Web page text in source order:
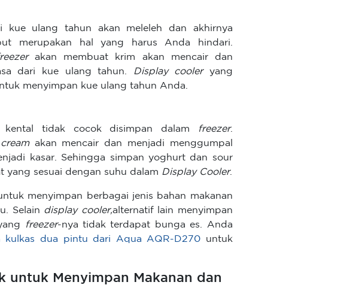
kue ulang tahun akan meleleh dan akhirnya
merupakan hal yang harus Anda hindari.
akan membuat krim akan mencair dan
dari kue ulang tahun.
Display cooleryang
menyimpan kue ulang tahun Anda.
tidak cocok disimpan dalam freezer.
akan mencair dan menjadi menggumpal
kasar. Sehingga simpan yoghurt dan sour
yang sesuai dengan suhu dalam Display Cooler.
menyimpan berbagai jenis bahan makanan
Selain display cooler,alternatif lain menyimpan
freezer-nya tidak terdapat bunga es. Anda
kulkas dua pintu dari Aqua AQR-D270 untuk
untuk Menyimpan Makanan dan